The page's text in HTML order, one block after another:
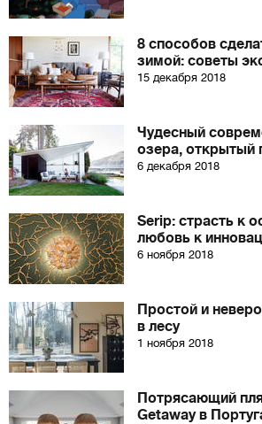
8 способов
зимой: советы
15 декабря 2018
Чудесный
озера, открытый
6 декабря 2018
Serip: страсть к
любовь к
6 ноября 2018
Простой и
в лесу
1 ноября 2018
Потрясающий
Getaway в